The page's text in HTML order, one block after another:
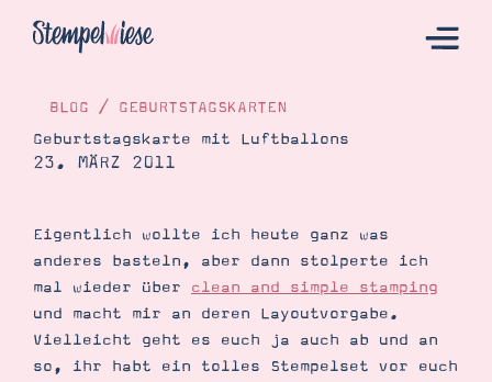
Katalog
Bestellen
Kontakt
BLOG / GEBURTSTAGSKARTEN
Geburtstagskarte mit Luftballons
23. MÄRZ 2011
Eigentlich wollte ich heute ganz was
anderes basteln, aber dann stolperte ich
mal wieder über clean and simple stamping
und macht mir an deren Layoutvorgabe.
Vielleicht geht es euch ja auch ab und an
so, ihr habt ein tolles Stempelset vor euch